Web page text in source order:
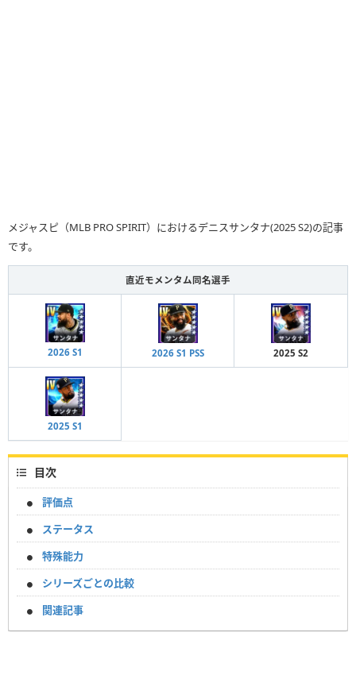
メジャスピ（MLB PRO SPIRIT）におけるデニスサンタナ(2025 S2)の記事
です。
直近モメンタム同名選手
2026 S1 2026 S1 PSS 2025 S2
2025 S1
目次
評価点
ステータス
特殊能力
シリーズごとの比較
関連記事